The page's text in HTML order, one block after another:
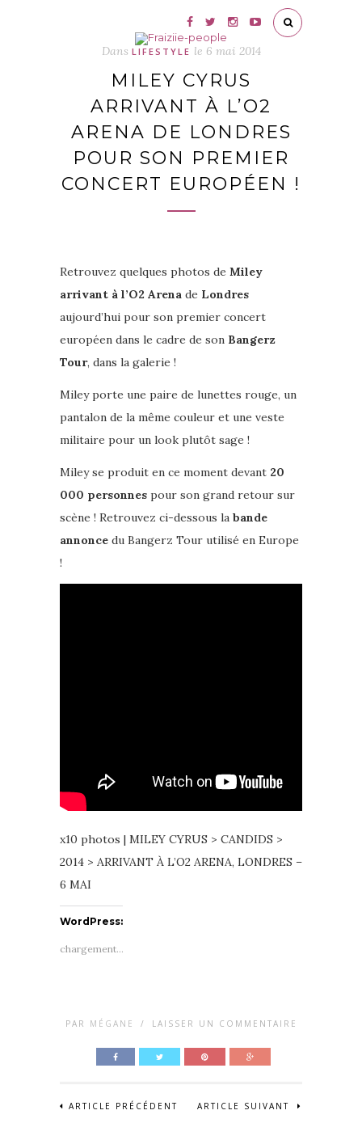
Dans LIFESTYLE le 6 mai 2014
MILEY CYRUS
ARRIVANT À L’O2
ARENA DE LONDRES
POUR SON PREMIER
CONCERT EUROPÉEN !
Retrouvez quelques photos de Miley
arrivant à l’O2 Arena de Londres
aujourd’hui pour son premier concert
européen dans le cadre de son Bangerz
Tour, dans la galerie !
Miley porte une paire de lunettes rouge, un
pantalon de la même couleur et une veste
militaire pour un look plutôt sage !
Miley se produit en ce moment devant 20
000 personnes pour son grand retour sur
scène ! Retrouvez ci-dessous la bande
annonce du Bangerz Tour utilisé en Europe
!
x10 photos | MILEY CYRUS > CANDIDS >
2014 > ARRIVANT À L’O2 ARENA, LONDRES –
6 MAI
WordPress:
chargement…
PAR MÉGANE / LAISSER UN COMMENTAIRE
ARTICLE PRÉCÉDENT ARTICLE SUIVANT